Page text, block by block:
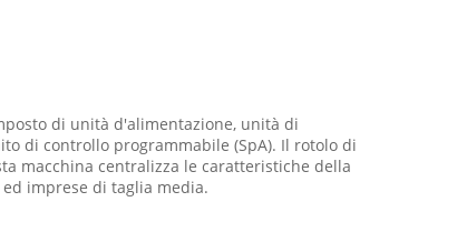
di unità d'alimentazione, unità di
di controllo programmabile (SpA). Il rotolo di
macchina centralizza le caratteristiche della
imprese di taglia media.